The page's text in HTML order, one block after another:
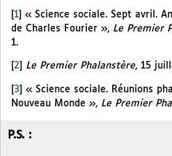
[1] « Science sociale. Sept avril.
de Charles Fourier », Le Premier
1.
2 Le Premier Phalanstère, 15
3
« Science sociale. Réunions
Nouveau Monde », Le Premier
P.S. :